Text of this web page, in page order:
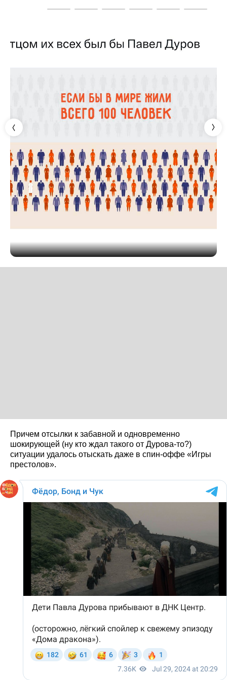
Причем отсылки к забавной и одновременно
шокирующей (ну кто ждал такого от Дурова-то?)
ситуации удалось отыскать даже в спин-оффе «Игры
престолов».